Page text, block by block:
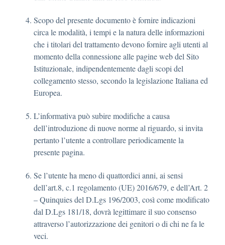
Scopo del presente documento è fornire indicazioni
circa le modalità, i tempi e la natura delle informazioni
che i titolari del trattamento devono fornire agli utenti al
momento della connessione alle pagine web del Sito
Istituzionale, indipendentemente dagli scopi del
collegamento stesso, secondo la legislazione Italiana ed
Europea.
L’informativa può subire modifiche a causa
dell’introduzione di nuove norme al riguardo, si invita
pertanto l’utente a controllare periodicamente la
presente pagina.
Se l’utente ha meno di quattordici anni, ai sensi
dell’art.8, c.1 regolamento (UE) 2016/679, e dell’Art. 2
– Quinquies del D.Lgs 196/2003, così come modificato
dal D.Lgs 181/18, dovrà legittimare il suo consenso
attraverso l’autorizzazione dei genitori o di chi ne fa le
veci.